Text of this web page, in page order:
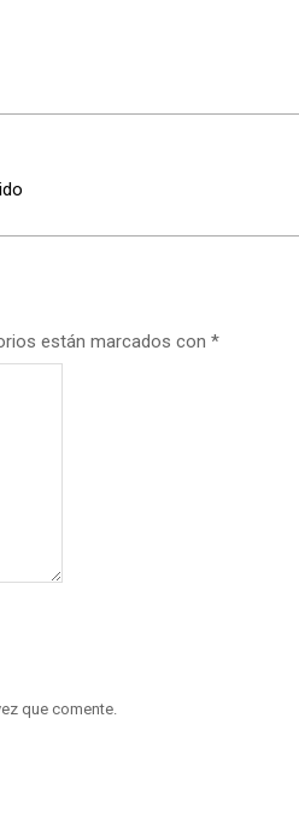
están marcados con *
que comente.